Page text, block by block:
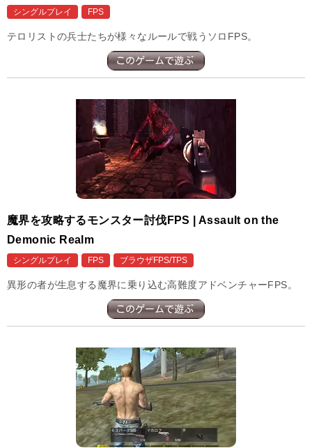
シングルプレイ FPS
テロリストの兵士たちが様々なルールで戦うソロFPS。
魔界を攻略するモンスター討伐FPS | Assault on the
Demonic Realm
シングルプレイ FPS ブラウザFPS/TPS
異形の者が生息する魔界に乗り込む高難度アドベンチャーFPS。